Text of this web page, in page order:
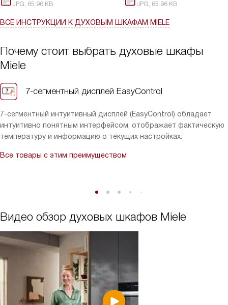
JPG, 65.96 KB JPG, 65.96 KB
ВСЕ ИНСТРУКЦИИ К ДУХОВЫМ ШКАФАМ MIELE
Почему стоит выбрать духовые шкафы
Miele
7-сегментный дисплей EasyControl
7-сегментный интуитивный дисплей (EasyControl) обладает
интуитивно понятным интерфейсом, отображает фактическую
температуру и информацию о текущих настройках.
Все товары с этим преимуществом
Видео обзор духовых шкафов Miele